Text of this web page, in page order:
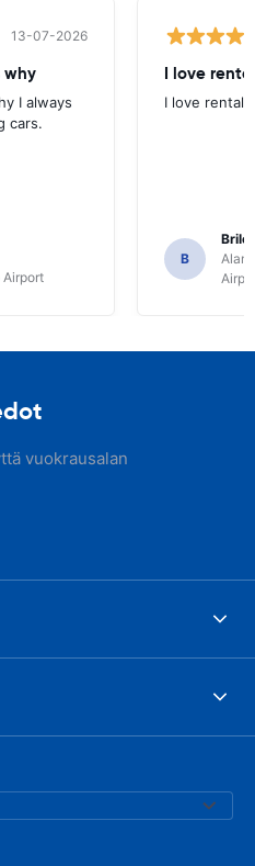
13-07-2026
why
I always
cars.
Airport
I love
I love rental
B
vuokrausalan